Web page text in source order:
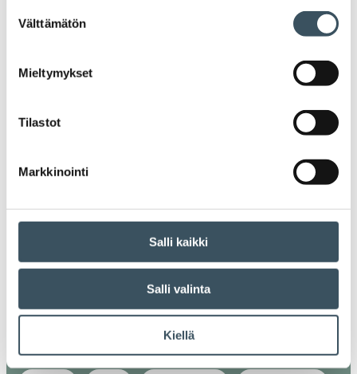
valinta
Välttämätön
Mieltymykset
Tilastot
Markkinointi
Salli kaikki
Salli valinta
Kiellä
ilmasto
luottamusindikaattori myynti
myyntikoulutus nuoret osaaminen
sosiaalinen vastuu